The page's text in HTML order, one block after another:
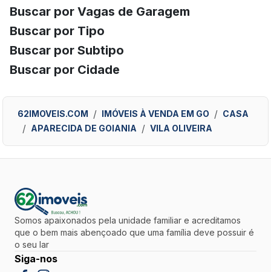
Buscar por Vagas de Garagem
Buscar por Tipo
Buscar por Subtipo
Buscar por Cidade
62IMOVEIS.COM IMÓVEIS À VENDA EM GO
CASA
APARECIDA DE GOIANIA
VILA OLIVEIRA
Somos apaixonados pela unidade familiar e acreditamos
que o bem mais abençoado que uma família deve possuir é
o seu lar
Siga-nos